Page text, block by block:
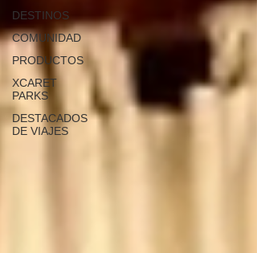
DESTINOS
COMUNIDAD
PRODUCTOS
XCARET
PARKS
DESTACADOS
DE VIAJES